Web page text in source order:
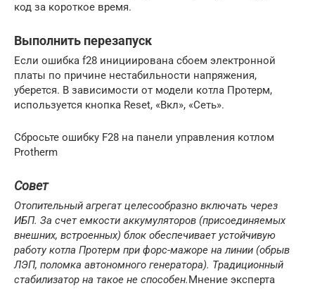
код за короткое время.
Выполнить перезапуск
Если ошибка f28 инициирована сбоем электронной
платы по причине нестабильности напряжения,
уберется. В зависимости от модели котла Протерм,
используется кнопка Reset, «Вкл», «Сеть».
Сбросьте ошибку F28 на панели управления котлом
Protherm
Совет
Отопительный агрегат целесообразно включать через
ИБП. За счет емкости аккумуляторов (присоединяемых
внешних, встроенных) блок обеспечивает устойчивую
работу котла Протерм при форс-мажоре на линии (обрыв
ЛЭП, поломка автономного генератора). Традиционный
стабилизатор на такое не способен.Мнение эксперта